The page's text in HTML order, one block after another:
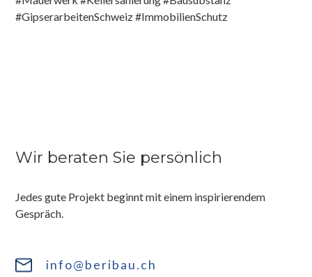
#GipserarbeitenSchweiz #ImmobilienSchutz
Wir beraten Sie persönlich
Jedes gute Projekt beginnt mit einem inspirierendem
Gespräch.
info@beribau.ch